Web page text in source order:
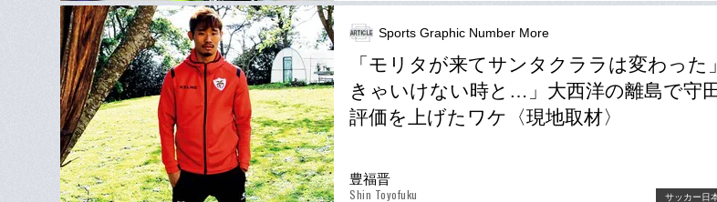
Sports Graphic Number More
「モリタが来てサンタクララは変わった
きゃいけない時と…」大西洋の離島で守
評価を上げたワケ〈現地取材〉
豊福晋
Shin Toyofuku サッカー日